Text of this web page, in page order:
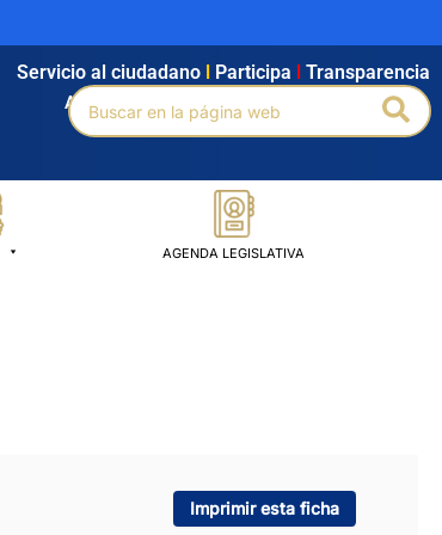
Agendamiento Intranet Búsqueda avanzada
Servicio al ciudadano Participa Transparencia
Buscar
por:
AGENDA LEGISLATIVA
Imprimir esta ficha